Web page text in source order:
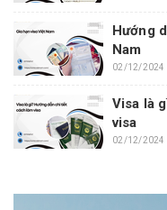
Hướng
Nam
02/12/2024
Visa là
visa
02/12/2024